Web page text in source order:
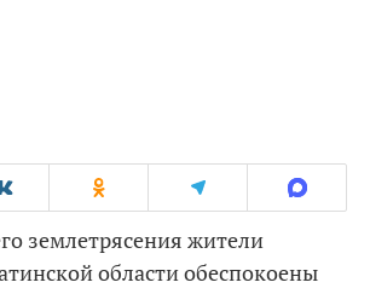
землетрясения жители
области обеспокоены